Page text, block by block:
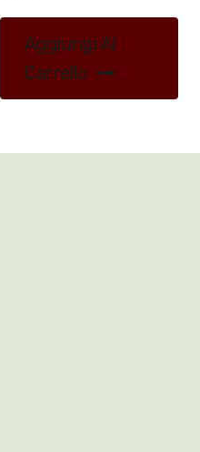
Aggiungi Al
Carrello